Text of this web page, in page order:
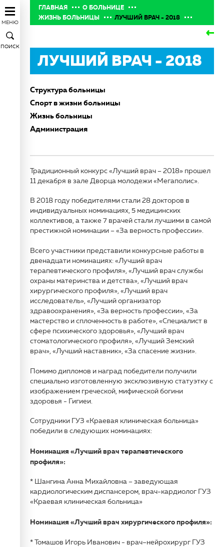
МЕНЮ
ПОИСК
ГЛАВНАЯ
О БОЛЬНИЦЕ
ЖИЗНЬ БОЛЬНИЦЫ
ЛУЧШИЙ ВРАЧ - 2018
ЛУЧШИЙ ВРАЧ - 2018
Структура больницы
Спорт в жизни больницы
Жизнь больницы
Администрация
Традиционный конкурс «Лучший врач – 2018» прошел
11 декабря в зале Дворца молодежи «Мегаполис».
В 2018 году победителями стали 28 докторов в
индивидуальных номинациях, 5 медицинских
коллективов, а также 7 врачей стали лучшими в самой
престижной номинации – «За верность профессии».
Всего участники представили конкурсные работы в
двенадцати номинациях: «Лучший врач
терапевтического профиля», «Лучший врач службы
охраны материнства и детства», «Лучший врач
хирургического профиля», «Лучший врач
исследователь», «Лучший организатор
здравоохранения», «За верность профессии», «За
мастерство и сплоченность в работе», «Специалист в
сфере психического здоровья», «Лучший врач
стоматологического профиля», «Лучший Земский
врач», «Лучший наставник», «За спасение жизни».
Помимо дипломов и наград победители получили
специально изготовленную эксклюзивную статуэтку с
изображением греческой, мифической богини
здоровья - Гигиеи.
Сотрудники ГУЗ «Краевая клиническая больница»
победили в следующих номинациях:
Номинация «Лучший врач терапевтического
профиля»:
* Шангина Анна Михайловна – заведующая
кардиологическим диспансером, врач-кардиолог ГУЗ
«Краевая клиническая больница»
Номинация «Лучший врач хирургического профиля»:
* Томашов Игорь Иванович - врач–нейрохирург ГУЗ